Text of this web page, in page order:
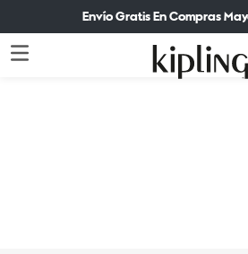
Envío Gratis En Compras